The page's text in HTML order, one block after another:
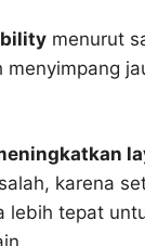
menurut
menyimpang
karena
lebih tepat